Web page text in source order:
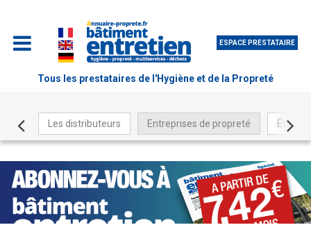
ESPACE PRESTATAIRE
Tous les prestataires de l'Hygiène et de la Propreté
Les distributeurs Entreprises de propreté Être